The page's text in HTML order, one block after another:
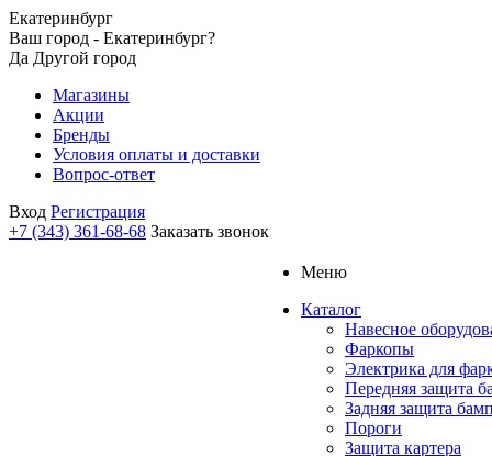
Екатеринбург
Ваш город - Екатеринбург?
Да Другой город
Магазины
Акции
Бренды
Условия оплаты и доставки
Вопрос-ответ
Вход Регистрация
+7 (343) 361-68-68 Заказать звонок
Меню
Каталог
Навесное
Фаркопы
Электрика для
Передняя защита
Задняя защита
Пороги
Защита картера